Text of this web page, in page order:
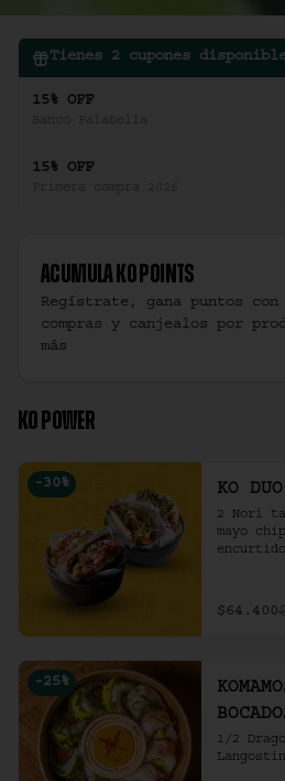
Tienes 2 cupones
15% OFF
15% OFF
Primera compra 2026
Acumula Ko Points
Regístrate, gana puntos con
compras y canjealos por
más
KO POWER
-30 % KO
2 Nori
mayo
picante
$64.400
-25 %
1/2